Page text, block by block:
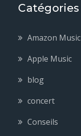
Catégories
Amazon Music
Apple Music
blog
concert
Conseils